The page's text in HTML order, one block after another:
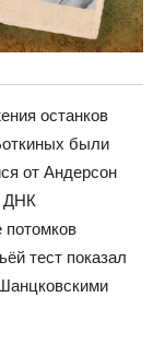
останков
были
от Андерсон
ДНК
потомков
тест показал